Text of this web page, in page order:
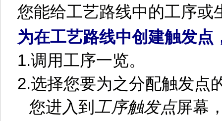
您能给工艺路线中的工序或
为在工艺路线中创建触发点
1.调用工序一览。
2.选择您要为之分配触发点
您进入到 工序触发点屏幕